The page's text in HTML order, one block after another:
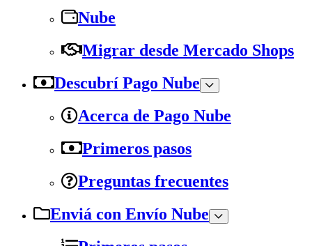
Nube
Migrar desde Mercado Shops
Descubrí Pago Nube
Acerca de Pago Nube
Primeros pasos
Preguntas frecuentes
Enviá con Envío Nube